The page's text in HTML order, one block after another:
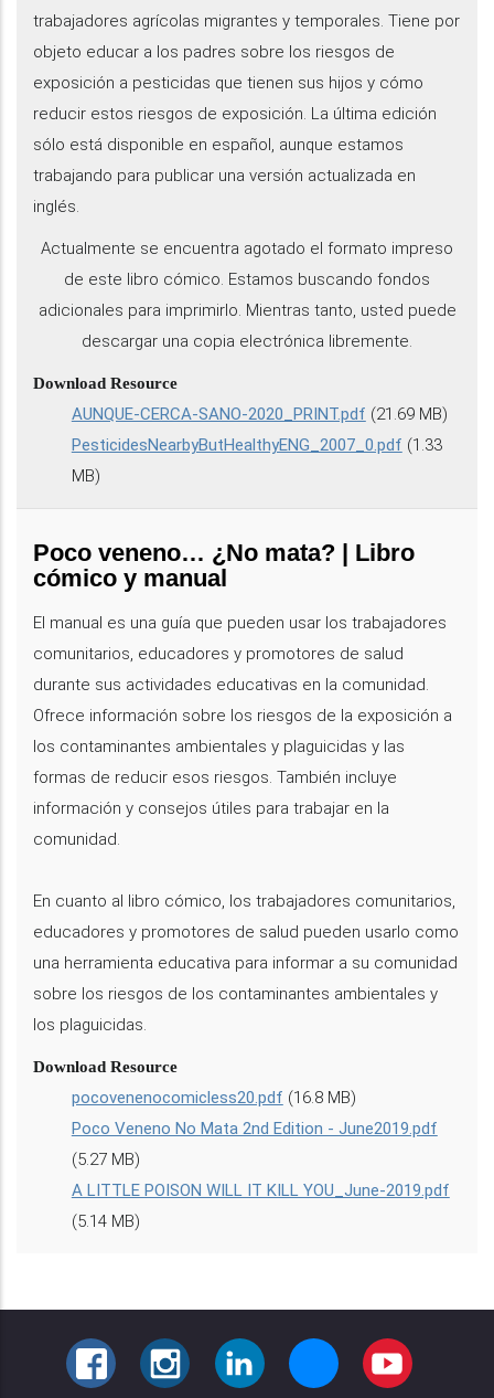
trabajadores agrícolas migrantes y temporales. Tiene por
objeto educar a los padres sobre los riesgos de
exposición a pesticidas que tienen sus hijos y cómo
reducir estos riesgos de exposición. La última edición
sólo está disponible en español, aunque estamos
trabajando para publicar una versión actualizada en
inglés.
Actualmente se encuentra agotado el formato impreso
de este libro cómico. Estamos buscando fondos
adicionales para imprimirlo. Mientras tanto, usted puede
descargar una copia electrónica libremente.
Download Resource
AUNQUE-CERCA-SANO-2020_PRINT.pdf (21.69 MB)
PesticidesNearbyButHealthyENG_2007_0.pdf (1.33
MB)
Poco veneno… ¿No mata? | Libro
cómico y manual
El manual es una guía que pueden usar los trabajadores
comunitarios, educadores y promotores de salud
durante sus actividades educativas en la comunidad.
Ofrece información sobre los riesgos de la exposición a
los contaminantes ambientales y plaguicidas y las
formas de reducir esos riesgos. También incluye
información y consejos útiles para trabajar en la
comunidad.
En cuanto al libro cómico, los trabajadores comunitarios,
educadores y promotores de salud pueden usarlo como
una herramienta educativa para informar a su comunidad
sobre los riesgos de los contaminantes ambientales y
los plaguicidas.
Download Resource
pocovenenocomicless20.pdf (16.8 MB)
Poco Veneno No Mata 2nd Edition - June2019.pdf
(5.27 MB)
A LITTLE POISON WILL IT KILL YOU_June-2019.pdf
(5.14 MB)
FACEBOOKINSTAGRAMLINKEDIN BLUESKY YOUTUBE